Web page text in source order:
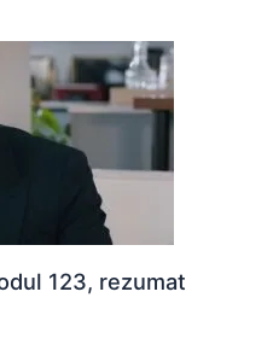
123, rezumat